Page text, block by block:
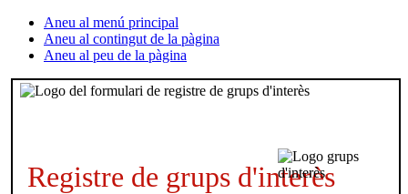
Aneu al menú principal
Aneu al contingut de la pàgina
Aneu al peu de la pàgina
Registre de grups d'interès